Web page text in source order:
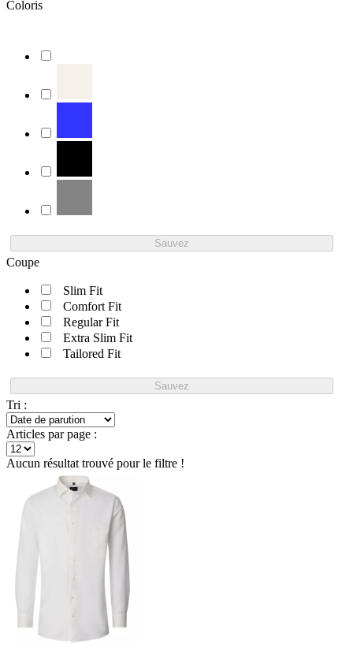
Coloris
Sauvez
Coupe
Slim Fit
Comfort Fit
Regular Fit
Extra Slim Fit
Tailored Fit
Sauvez
Tri :
Articles par page :
Aucun résultat trouvé pour le filtre !